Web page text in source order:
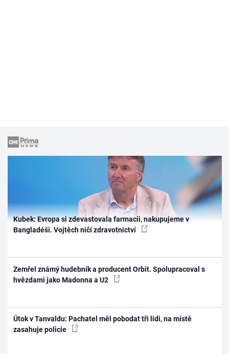
Kubek: Evropa si zdevastovala farmacii, nakupujeme v
Bangladéši. Vojtěch ničí zdravotnictví
Zemřel známý hudebník a producent Orbit. Spolupracoval s
hvězdami jako Madonna a U2
Útok v Tanvaldu: Pachatel měl pobodat tři lidi, na místě
zasahuje policie